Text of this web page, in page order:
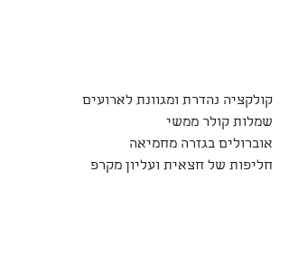
קולקציה נהדרת ומגוונת לארועים
שמלות קולר ממשי
אוברולים בגזרה מחמיאה
חליפות של חצאית ועליון מקרפ